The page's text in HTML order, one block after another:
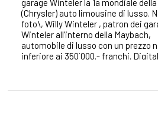
garage Winteler la 1a mondiale
(Chrysler) auto limousine di lusso.
foto\, Willy Winteler , patron dei
Winteler all'interno della Maybach,
automobile di lusso con un prezzo
inferiore ai 350`000.- franchi.